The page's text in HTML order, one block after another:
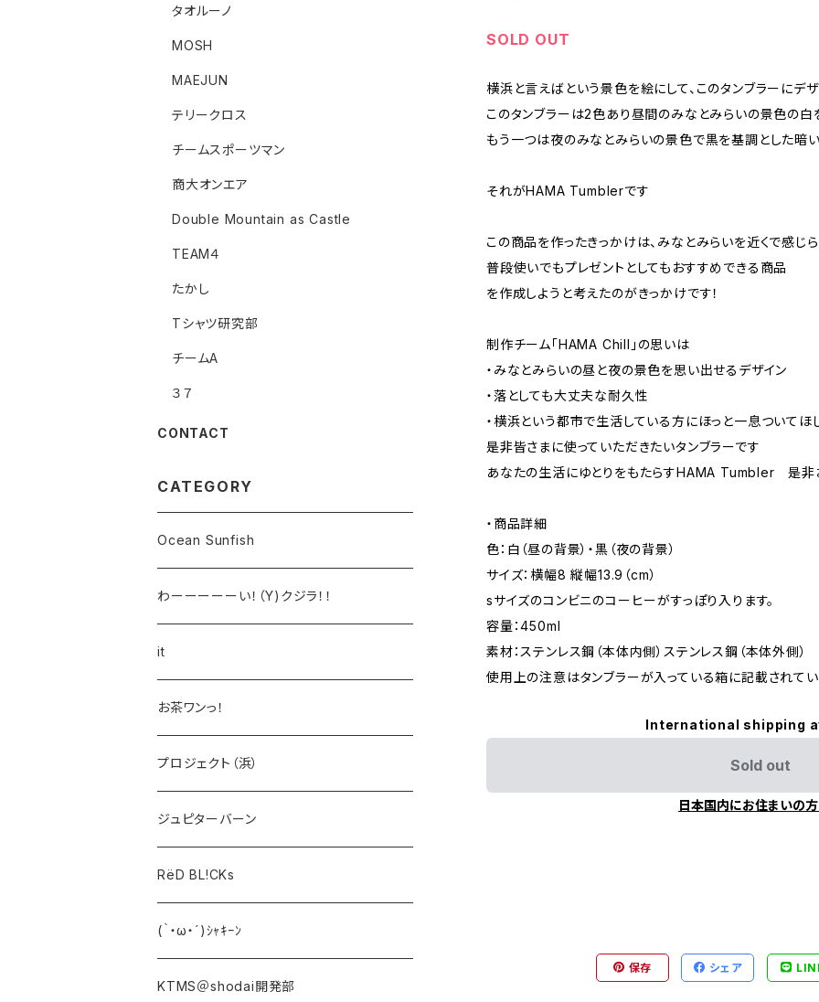
SOLD OUT
横浜と言えばという景色を絵にして、このタンブラーにデザ
このタンブラーは2色あり昼間のみなとみらいの景色の白
もう一つは夜のみなとみらいの景色で黒を基調とした暗い
それがHAMA Tumblerです
この商品を作ったきっかけは、みなとみらいを近くで感じら
普段使いでもプレゼントとしてもおすすめできる商品
を作成しようと考えたのがきっかけです！
制作チーム「HAMA Chill」の思いは
・みなとみらいの昼と夜の景色を思い出せるデザイン
・落としても大丈夫な耐久性
・横浜という都市で生活している方にほっと一息ついてほ
是非皆さまに使っていただきたいタンブラーです
あなたの生活にゆとりをもたらすHAMA Tumbler 是非
・商品詳細
色：白（昼の背景）・黒（夜の背景）
サイズ：横幅8 縦幅13.9（cm）
sサイズのコンビニのコーヒーがすっぽり入ります。
容量：450ml
素材：ステンレス鋼（本体内側）ステンレス鋼（本体外側）
使用上の注意はタンブラーが入っている箱に記載されて
International shipping
Sold out
日本国内にお住まいの
保存 シェア
タオルーノ
MOSH
MAEJUN
テリークロス
チームスポーツマン
商大オンエア
Double Mountain as Castle
TEAM４
たかし
Tシャツ研究部
チームA
３７
CONTACT
CATEGORY
Ocean Sunfish
わーーーーーい！（Y)クジラ！！
it
お茶ワンっ！
プロジェクト（浜）
ジュピターバーン
RëD BL!CKs
(｀・ω・´)ｼｬｷｰﾝ
KTMS＠shodai開発部